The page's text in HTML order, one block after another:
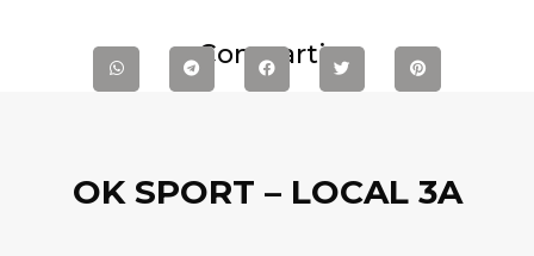
Compartir
OK SPORT – LOCAL 3A